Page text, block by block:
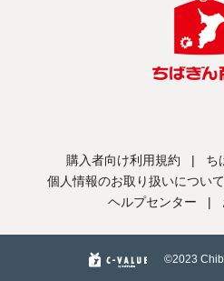
購入者向け利用規約 | ち
個人情報のお取り扱いについて
ヘルプセンター
|
©️2023